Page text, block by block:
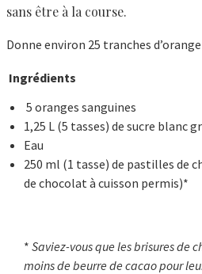
sans être à la course.
Donne environ 25 tranches
Ingrédients
5 oranges sanguines
1,25 L (5 tasses) de sucre blanc
Eau
250 ml (1 tasse) de pastilles de
de chocolat à cuisson permis)*
* Saviez-vous que les brisures de
moins de beurre de cacao pour